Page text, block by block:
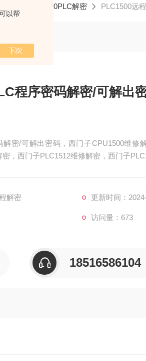
以帮
西门子S7-1500PLC解密 PLC1500远程解
程序密码解密/可解出
解密/可解出密码，西门子CPU1500维修
，西门子PLC1512维修解密，西门子
解密
更新时间：
访问量：673
18516586104